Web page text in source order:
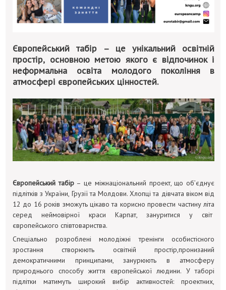
Європейський табір – це унікальний освітній
простір, основною метою якого є відпочинок і
неформальна освіта молодого покоління в
атмосфері європейських цінностей.
Європейський табір– це міжнаціональний проект, що об’єднує
підлітків з України, Грузії та Молдови. Хлопці та дівчата віком від
12 до 16 років зможуть цікаво та корисно провести частину літа
серед неймовірної краси Карпат, зануритися у світ
європейського співтовариства.
Спеціально розроблені молодіжні тренінги особистісного
зростання створюють освітній простір,пронизаний
демократичними принципами, занурюють в атмосферу
природнього способу життя європейської людини. У таборі
підлітки матимуть широкий вибір активностей: проектних,